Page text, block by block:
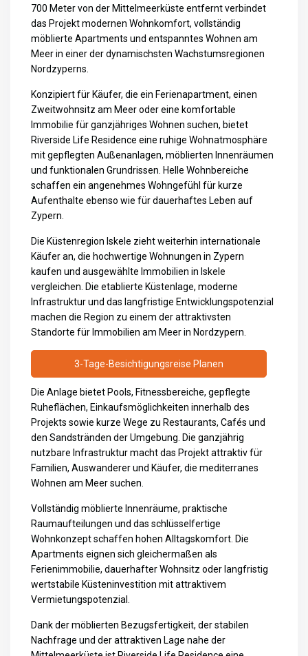
700 Meter von der Mittelmeerküste entfernt verbindet
das Projekt modernen Wohnkomfort, vollständig
möblierte Apartments und entspanntes Wohnen am
Meer in einer der dynamischsten Wachstumsregionen
Nordzyperns.
Konzipiert für Käufer, die ein Ferienapartment, einen
Zweitwohnsitz am Meer oder eine komfortable
Immobilie für ganzjähriges Wohnen suchen, bietet
Riverside Life Residence eine ruhige Wohnatmosphäre
mit gepflegten Außenanlagen, möblierten Innenräumen
und funktionalen Grundrissen. Helle Wohnbereiche
schaffen ein angenehmes Wohngefühl für kurze
Aufenthalte ebenso wie für dauerhaftes Leben auf
Zypern.
Die Küstenregion Iskele zieht weiterhin internationale
Käufer an, die hochwertigeWohnungen in Zypern
kaufen und ausgewählte Immobilien in Iskele
vergleichen. Die etablierte Küstenlage, moderne
Infrastruktur und das langfristige Entwicklungspotenzial
machen die Region zu einem der attraktivsten
Standorte für Immobilien am Meer in Nordzypern.
3-Tage-Besichtigungsreise Planen
Die Anlage bietet Pools, Fitnessbereiche, gepflegte
Ruheflächen, Einkaufsmöglichkeiten innerhalb des
Projekts sowie kurze Wege zu Restaurants, Cafés und
den Sandstränden der Umgebung. Die ganzjährig
nutzbare Infrastruktur macht das Projekt attraktiv für
Familien, Auswanderer und Käufer, die mediterranes
Wohnen am Meer suchen.
Vollständig möblierte Innenräume, praktische
Raumaufteilungen und das schlüsselfertige
Wohnkonzept schaffen hohen Alltagskomfort. Die
Apartments eignen sich gleichermaßen als
Ferienimmobilie, dauerhafter Wohnsitz oder langfristig
wertstabile Küsteninvestition mit attraktivem
Vermietungspotenzial.
Dank der möblierten Bezugsfertigkeit, der stabilen
Nachfrage und der attraktiven Lage nahe der